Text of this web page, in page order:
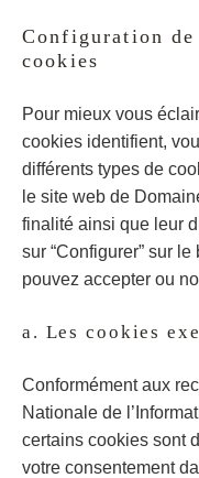
Configuration de
cookies
Pour mieux vous
cookies identifient,
différents types de
le site web de
finalité ainsi que leur
sur “Configurer” sur
pouvez accepter ou
a. Les cookies
Conformément aux
Nationale de
certains cookies sont
votre consentement